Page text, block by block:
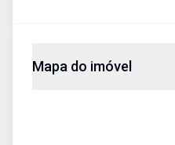
Mapa do imóvel